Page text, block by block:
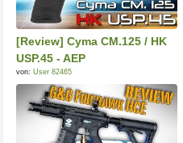
[Review] Cyma CM.125 / HK
USP.45 - AEP
von: User 82465